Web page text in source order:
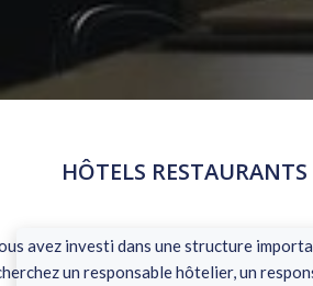
HÔTELS
avez investi dans une structure
un responsable hôtelier, un